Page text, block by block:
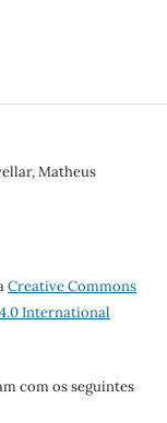
Matheus
Creative Commons
International
com os seguintes